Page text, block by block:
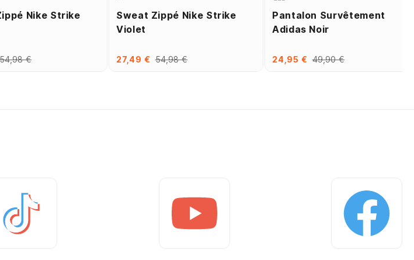
Nike Strike
€
Sweat Zippé Nike Strike
Violet
27,49 € 54,98 €
Pantalon Survêtement
Adidas Noir
24,95 € 49,90 €